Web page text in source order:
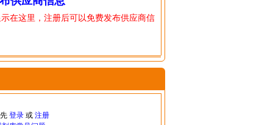
在这里，注册后可以免费发布供应商信
登录或 注册